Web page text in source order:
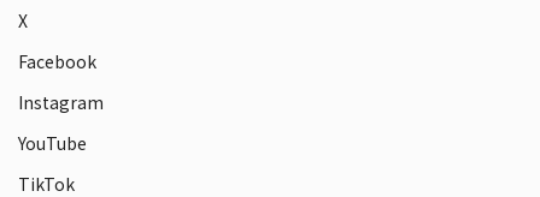
X
Facebook
Instagram
YouTube
TikTok